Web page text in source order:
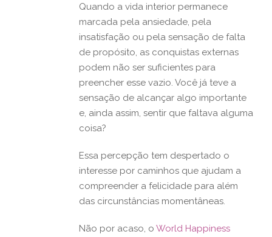
Quando a vida interior permanece
marcada pela ansiedade, pela
insatisfação ou pela sensação de falta
de propósito, as conquistas externas
podem não ser suficientes para
preencher esse vazio. Você já teve a
sensação de alcançar algo importante
e, ainda assim, sentir que faltava alguma
coisa?
Essa percepção tem despertado o
interesse por caminhos que ajudam a
compreender a felicidade para além
das circunstâncias momentâneas.
Não por acaso, o World Happiness